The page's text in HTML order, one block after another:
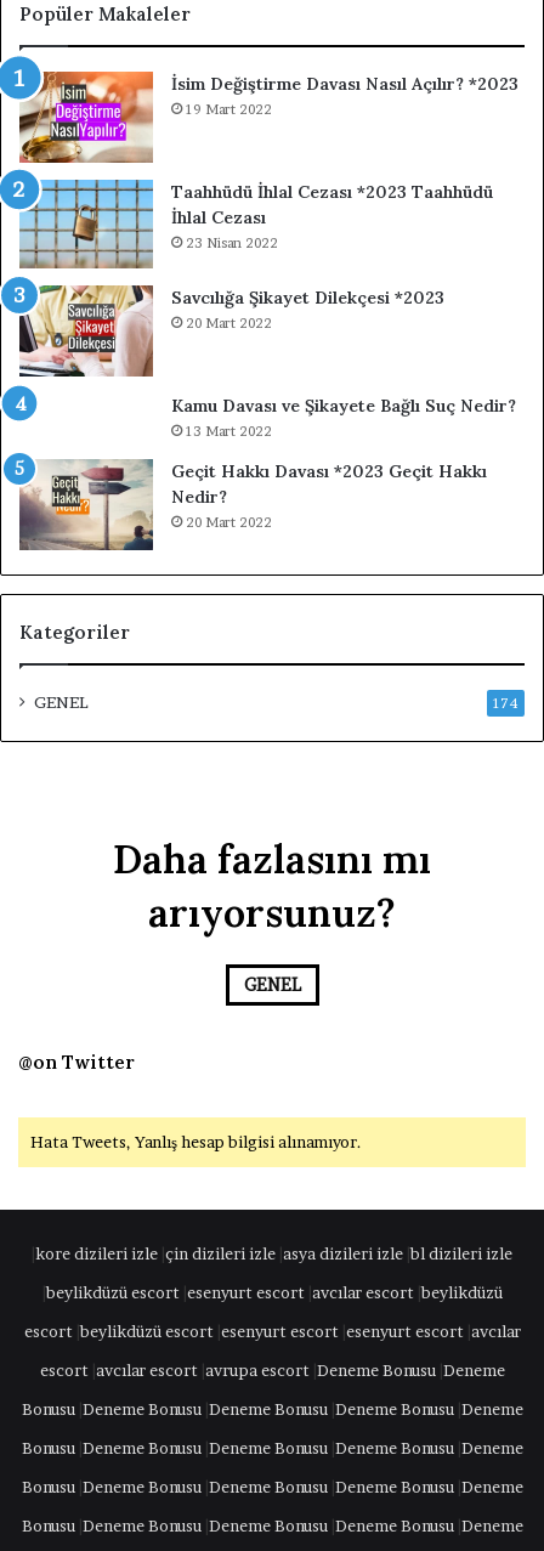
Popüler Makaleler
İsim Değiştirme Davası Nasıl Açılır? *2023
19 Mart 2022
Taahhüdü İhlal Cezası *2023 Taahhüdü
İhlal Cezası
23 Nisan 2022
Savcılığa Şikayet Dilekçesi *2023
20 Mart 2022
Kamu Davası ve Şikayete Bağlı Suç Nedir?
13 Mart 2022
Geçit Hakkı Davası *2023 Geçit Hakkı
Nedir?
20 Mart 2022
Kategoriler
GENEL 174
Daha fazlasını mı
arıyorsunuz?
GENEL
@on Twitter
Hata Tweets, Yanlış hesap bilgisi alınamıyor.
kore dizileri izle çin dizileri izle asya dizileri izle |bl dizileri izle
|beylikdüzü escort esenyurt escort avcılar escort |beylikdüzü
escort |beylikdüzü escort esenyurt escort esenyurt escort avcılar
escort avcılar escort avrupa escort Deneme Bonusu| Deneme
Bonusu| Deneme Bonusu| Deneme Bonusu| Deneme Bonusu| Deneme
Bonusu| Deneme Bonusu| Deneme Bonusu| Deneme Bonusu| Deneme
Bonusu| Deneme Bonusu| Deneme Bonusu| Deneme Bonusu| Deneme
Bonusu| Deneme Bonusu| Deneme Bonusu| Deneme Bonusu| Deneme